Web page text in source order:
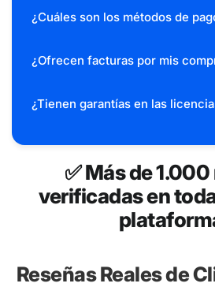
¿Cuáles son los métodos de
¿Ofrecen facturas por mis
¿Tienen garantías en las
✅ Más de
verificadas en
Reseñas Reales de